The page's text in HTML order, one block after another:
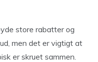
store rabatter og
men det er vigtigt at
er skruet sammen.